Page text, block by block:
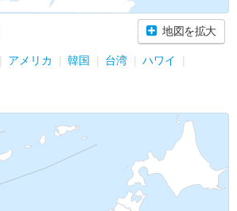
地図を拡大
アメリカ 韓国 台湾
ハワイ